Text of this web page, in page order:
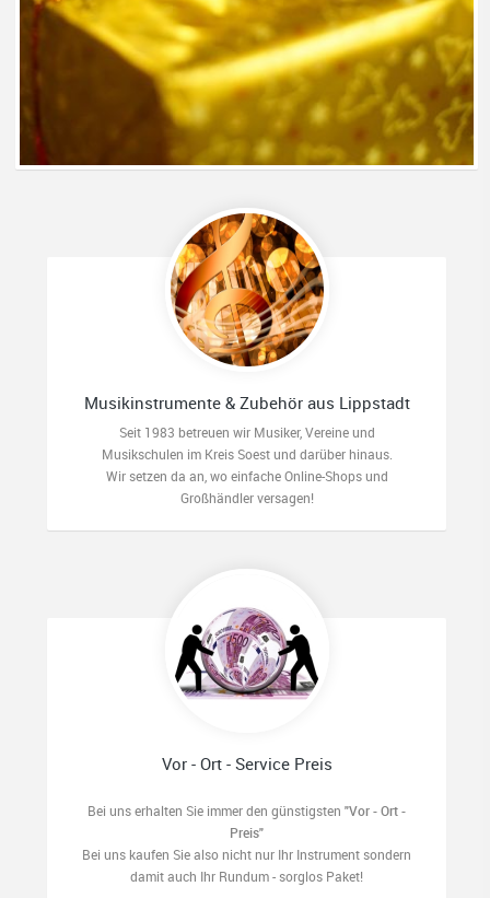
Musikinstrumente & Zubehör aus Lippstadt
Seit 1983 betreuen wir Musiker, Vereine und
Musikschulen im Kreis Soest und darüber hinaus.
Wir setzen da an, wo einfache Online-Shops und
Großhändler versagen!
Vor - Ort - Service Preis
Bei uns erhalten Sie immer den günstigsten "Vor - Ort -
Preis"
Bei uns kaufen Sie also nicht nur Ihr Instrument sondern
damit auch Ihr Rundum - sorglos Paket!